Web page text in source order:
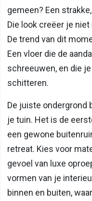
gemeen? Een
Die look creëer je
De trend van dit
Een vloer die de
schreeuwen, en die
schitteren.
De juiste ondergrond
je tuin. Het is de
een gewone
retreat. Kies voor
gevoel van luxe
vormen van je
binnen en buiten,